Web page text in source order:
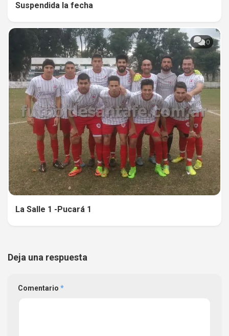
Suspendida la fecha
0
La Salle 1 -Pucará 1
Deja una respuesta
Comentario *